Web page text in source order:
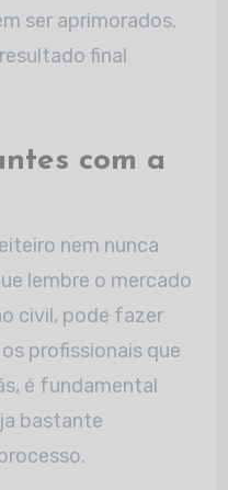
ser aprimorados.
final
com a
nem nunca
lembre o mercado
civil, pode fazer
profissionais que
é fundamental
bastante